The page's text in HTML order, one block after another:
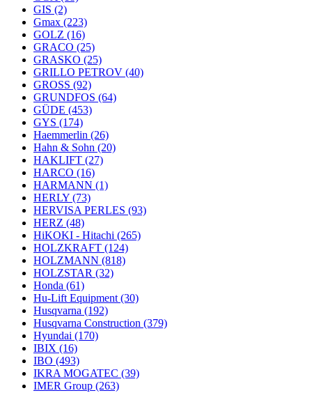
GIS (2)
Gmax (223)
GOLZ (16)
GRACO (25)
GRASKO (25)
GRILLO PETROV (40)
GROSS (92)
GRUNDFOS (64)
GÜDE (453)
GYS (174)
Haemmerlin (26)
Hahn & Sohn (20)
HAKLIFT (27)
HARCO (16)
HARMANN (1)
HERLY (73)
HERVISA PERLES (93)
HERZ (48)
HiKOKI - Hitachi (265)
HOLZKRAFT (124)
HOLZMANN (818)
HOLZSTAR (32)
Honda (61)
Hu-Lift Equipment (30)
Husqvarna (192)
Husqvarna Construction (379)
Hyundai (170)
IBIX (16)
IBO (493)
IKRA MOGATEC (39)
IMER Group (263)